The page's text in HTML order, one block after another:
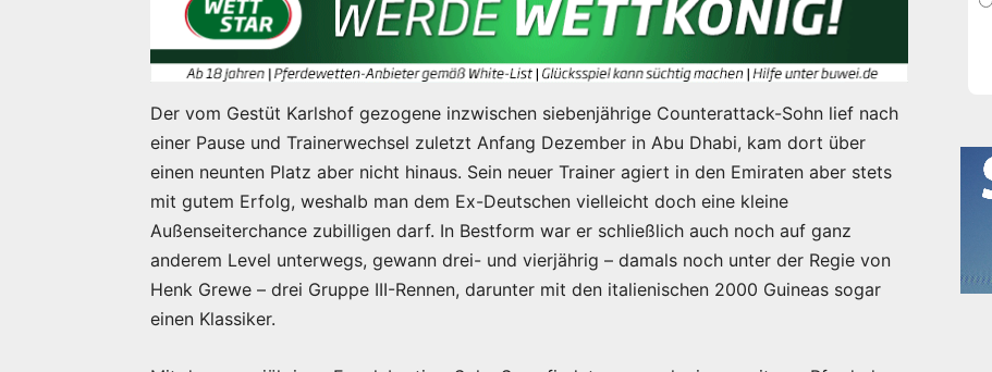
Der vom Gestüt Karlshof gezogene inzwischen siebenjährige Counterattack-Sohn lief nach
einer Pause und Trainerwechsel zuletzt Anfang Dezember in Abu Dhabi, kam dort über
einen neunten Platz aber nicht hinaus. Sein neuer Trainer agiert in den Emiraten aber stets
mit gutem Erfolg, weshalb man dem Ex-Deutschen vielleicht doch eine kleine
Außenseiterchance zubilligen darf. In Bestform war er schließlich auch noch auf ganz
anderem Level unterwegs, gewann drei- und vierjährig – damals noch unter der Regie von
Henk Grewe – drei Gruppe III-Rennen, darunter mit den italienischen 2000 Guineas sogar
einen Klassiker.